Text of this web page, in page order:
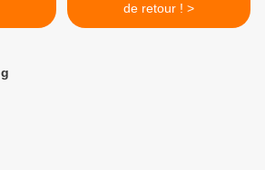
de retour ! >